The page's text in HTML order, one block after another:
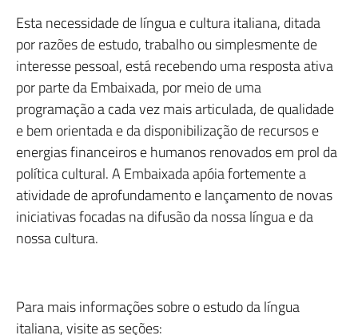
Esta necessidade de língua e cultura italiana, ditada
por razões de estudo, trabalho ou simplesmente de
interesse pessoal, está recebendo uma resposta ativa
por parte da Embaixada, por meio de uma
programação a cada vez mais articulada, de qualidade
e bem orientada e da disponibilização de recursos e
energias financeiros e humanos renovados em prol da
política cultural. A Embaixada apóia fortemente a
atividade de aprofundamento e lançamento de novas
iniciativas focadas na difusão da nossa língua e da
nossa cultura.
Para mais informações sobre o estudo da língua
italiana, visite as seções: